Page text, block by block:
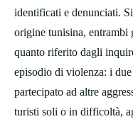
identificati e denunciati.
origine tunisina, entrambi
quanto riferito dagli
episodio di violenza: i
partecipato ad altre
turisti soli o in difficoltà,